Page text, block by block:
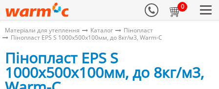
0
Матеріали для утеплення Каталог
Пінопласт
Пінопласт EPS S 1000х500х100мм, до 8кг/м3, Warm-C
Пінопласт EPS S
1000х500х100мм, до 8кг/м3,